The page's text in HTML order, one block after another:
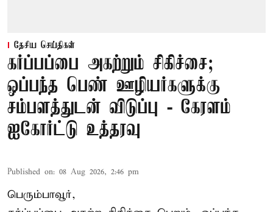
தேசிய செய்திகள்
கர்ப்பப்பை அகற்றும் சிகிச்சை;
ஒப்பந்த பெண் ஊழியர்களுக்கு
சம்பளத்துடன் விடுப்பு - கேரளம்
ஐகோர்ட்டு உத்தரவு
Published on: 08 Aug 2026, 2:46 pm
பெரும்பாவூர்,